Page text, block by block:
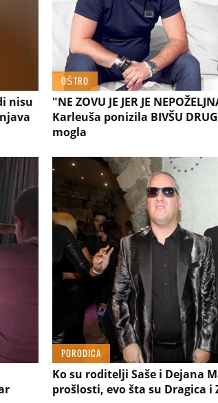
nisu
OŠTRO
"NE ZOVU JE JER JE
Karleuša ponizila BIVŠU
mogla
PORODICA
Ko su roditelji Saše i Dejana
prošlosti, evo šta su Dragica